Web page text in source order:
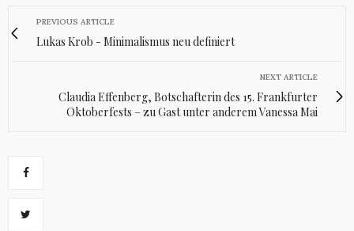
PREVIOUS ARTICLE
Lukas Krob - Minimalismus neu definiert
NEXT ARTICLE
Claudia Effenberg, Botschafterin des 15. Frankfurter
Oktoberfests – zu Gast unter anderem Vanessa Mai